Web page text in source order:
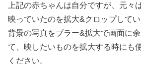
上記の赤ちゃんは自分ですが、元々
映っていたのを拡大&クロップしてい
背景の写真をブラー&拡大で画面に
て、映したいものを拡大する時にも
ください。